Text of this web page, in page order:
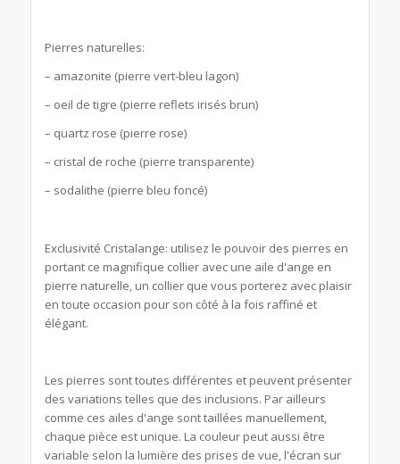
Pierres naturelles:
– amazonite (pierre vert-bleu lagon)
– oeil de tigre (pierre reflets irisés brun)
– quartz rose (pierre rose)
– cristal de roche (pierre transparente)
– sodalithe (pierre bleu foncé)
Exclusivité Cristalange: utilisez le pouvoir des pierres en
portant ce magnifique collier avec une aile d'ange en
pierre naturelle, un collier que vous porterez avec plaisir
en toute occasion pour son côté à la fois raffiné et
élégant.
Les pierres sont toutes différentes et peuvent présenter
des variations telles que des inclusions. Par ailleurs
comme ces ailes d'ange sont taillées manuellement,
chaque pièce est unique. La couleur peut aussi être
variable selon la lumière des prises de vue, l'écran sur